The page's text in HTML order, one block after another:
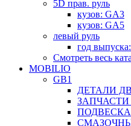
5D прав. руль
кузов: GA3
кузов: GA5
левый руль
год
Смотреть весь
MOBILIO
GB1
ДЕТАЛИ
ЗАПЧАСТИ
ПОДВЕСКА